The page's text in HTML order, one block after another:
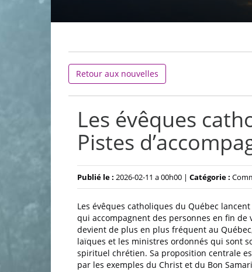
Retour aux nouvelles
Les évêques
Pistes
Publié le : 2026-02-11 a 00h00 | Catégorie :
Les évêques catholiques du Québec
qui accompagnent des personnes en fin de
devient de plus en plus fréquent au
laïques et les ministres ordonnés qui sont
spirituel chrétien. Sa proposition centrale
par les exemples du Christ et du Bon